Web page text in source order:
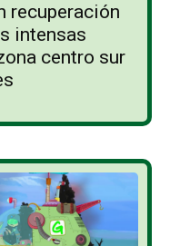
recuperación
intensas
centro sur